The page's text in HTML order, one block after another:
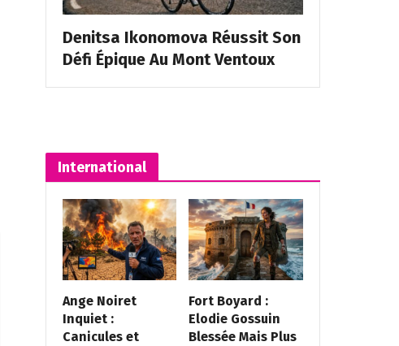
Denitsa Ikonomova Réussit Son
Défi Épique Au Mont Ventoux
International
Ange Noiret
Inquiet :
Canicules et
Fort Boyard :
Elodie Gossuin
Blessée Mais Plus